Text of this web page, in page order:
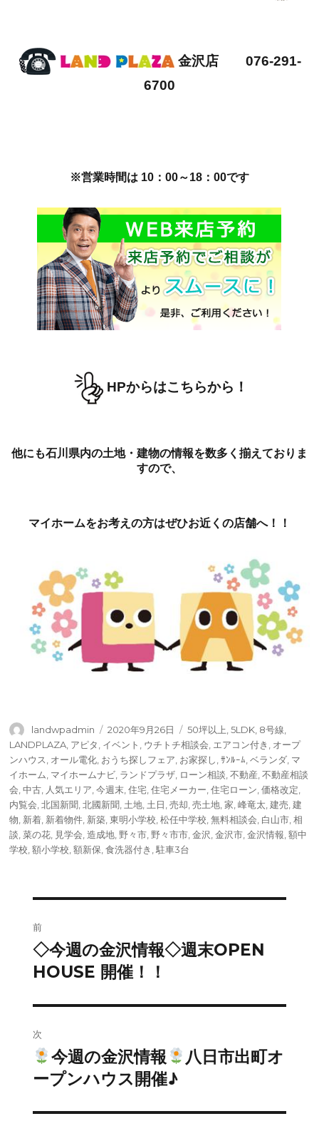
金沢店 076-291-
6700
※営業時間は 10：00～18：00です
HPからはこちらから！
他にも石川県内の土地・建物の情報を数多く揃えておりま
すので、
マイホームをお考えの方はぜひお近くの店舗へ！！
投
稿
者
landwpadmin
投
稿
日:
2020年9月26日
タ
グ
50坪以上 ,5LDK 8号線
LANDPLAZA アピタ イベント ウチトチ相談会 エアコン付き
オープ
ンハウス オール電化 おうち探しフェア お家探し ,ｻﾝﾙｰﾑ ,ベランダ マ
イホーム マイホームナビ ランドプラザ ローン相談 ,不動産 ,不動産相談
会 ,中古 人気エリア ,今週末 ,住宅 ,住宅メーカー ,住宅ローン ,価格改定
内覧会 ,北国新聞 ,北國新聞 土地 土日 ,売却 ,売土地 ,家 ,峰竜太 ,建売 ,建
物 新着 新着物件 新築 ,東明小学校 ,松任中学校 ,無料相談会 白山市 ,相
談 ,菜の花 見学会 ,造成地 野々市 野々市市 ,金沢 ,金沢市 ,金沢情報 ,額中
学校 ,額小学校 ,額新保 ,食洗器付き ,駐車3台
稿
ナ
ビ
ゲ
ー
前
前
の
稿:
◇今週の金沢情報◇週末OPEN
HOUSE 開催！！
次
次
の
稿:
今週の金沢情報
八日市出町オ
ープンハウス開催♪